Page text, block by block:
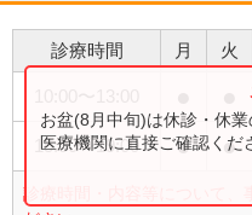
診療時間 月 火
15:00〜19:00 ● ●
診療時間・内容等について、
お盆(8月中旬)は休診・休
医療機関に直接ご確認くだ